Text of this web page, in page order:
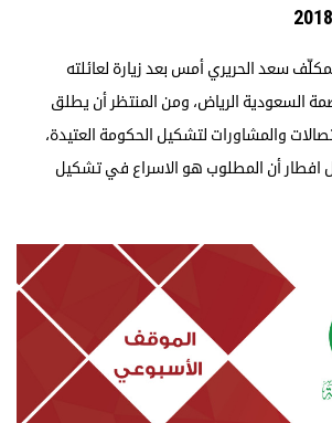
سعد الحريري أمس بعد زيارة لعائلته
السعودية الرياض، ومن المنتظر أن يطلق
والمشاورات لتشكيل الحكومة العتيدة،
افطار أن المطلوب هو الاسراع في تشكيل